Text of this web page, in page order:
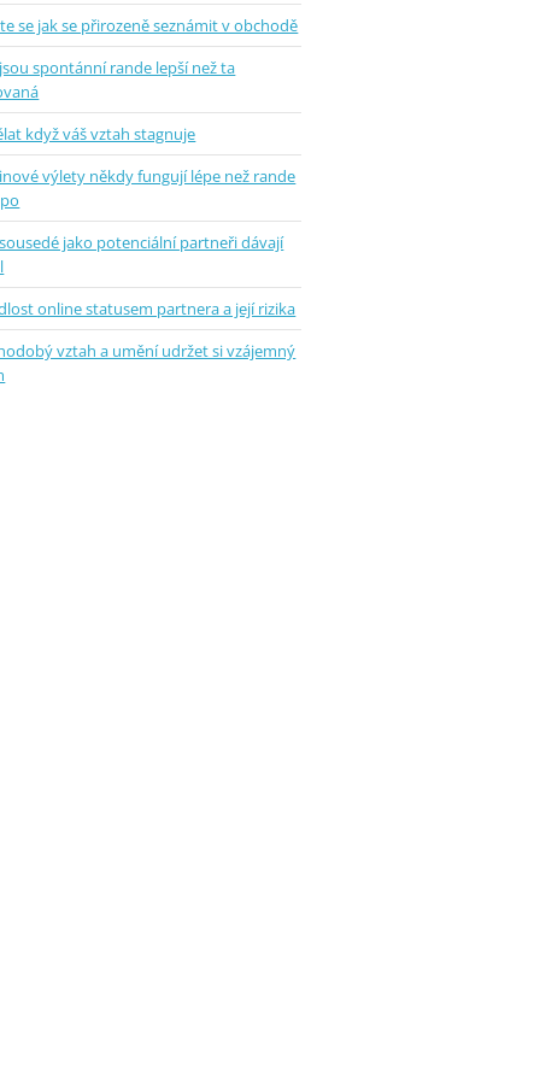
se jak se přirozeně seznámit v obchodě
spontánní rande lepší než ta
když váš vztah stagnuje
výlety někdy fungují lépe než rande
jako potenciální partneři dávají
online statusem partnera a její rizika
vztah a umění udržet si vzájemný